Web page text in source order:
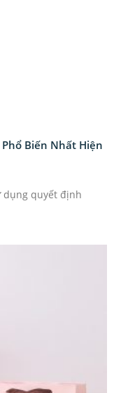
Biến Nhất Hiện
dụng quyết định